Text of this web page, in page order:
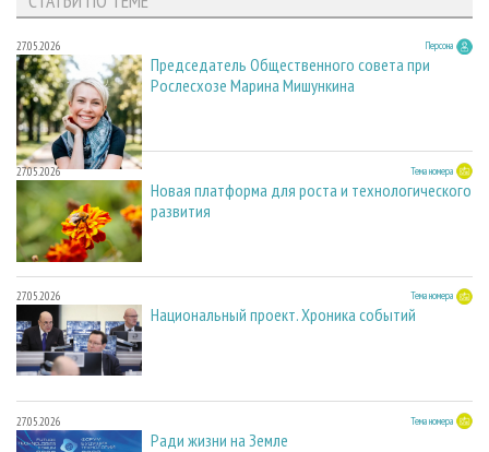
27.05.2026 Персона
Председатель Общественного совета при
Рослесхозе Марина Мишункина
27.05.2026 Тема номера
Новая платформа для роста и технологического
развития
27.05.2026 Тема номера
Национальный проект. Хроника событий
27.05.2026 Тема номера
Ради жизни на Земле